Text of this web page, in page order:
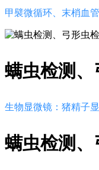
甲襞微循环、末梢血
螨虫检测
生物显微镜：猪精子
螨虫检测